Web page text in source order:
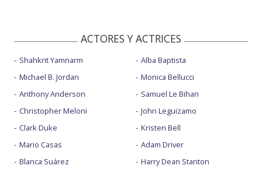
ACTORES Y ACTRICES
Shahkrit Yamnarm
Michael B. Jordan
Anthony Anderson
Christopher Meloni
Clark Duke
Mario Casas
Blanca Suárez
Alba Baptista
Monica Bellucci
Samuel Le Bihan
John Leguizamo
Kristen Bell
Adam Driver
Harry Dean Stanton